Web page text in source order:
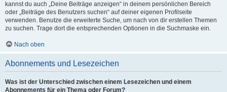
kannst du auch „Deine Beiträge anzeigen“ in deinem persönlichen Bereich
oder „Beiträge des Benutzers suchen“ auf deiner eigenen Profilseite
verwenden. Benutze die erweiterte Suche, um nach von dir erstellen Themen
zu suchen. Trage dort die entsprechenden Optionen in die Suchmaske ein.
Nach oben
Abonnements und Lesezeichen
Was ist der Unterschied zwischen einem Lesezeichen und einem
Abonnements für ein Thema oder Forum?